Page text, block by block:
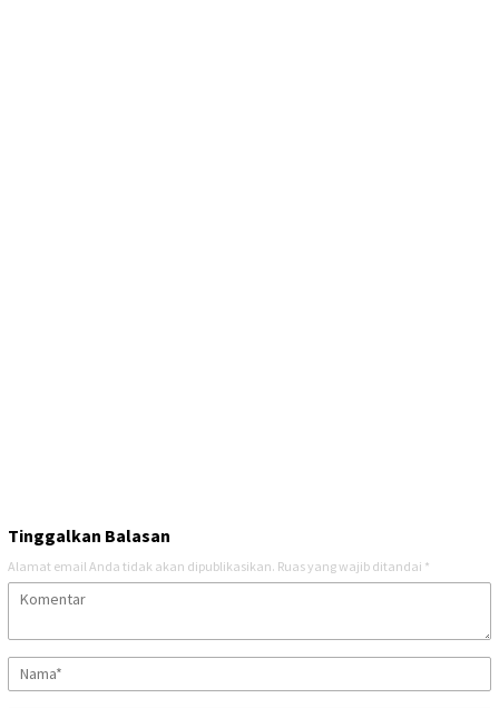
Tinggalkan Balasan
Alamat email Anda tidak akan dipublikasikan. Ruas yang wajib ditandai *